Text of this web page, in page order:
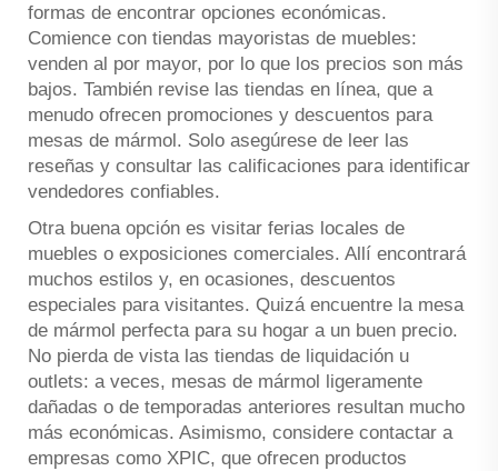
formas de encontrar opciones económicas.
Comience con tiendas mayoristas de muebles:
venden al por mayor, por lo que los precios son más
bajos. También revise las tiendas en línea, que a
menudo ofrecen promociones y descuentos para
mesas de mármol. Solo asegúrese de leer las
reseñas y consultar las calificaciones para identificar
vendedores confiables.
Otra buena opción es visitar ferias locales de
muebles o exposiciones comerciales. Allí encontrará
muchos estilos y, en ocasiones, descuentos
especiales para visitantes. Quizá encuentre la mesa
de mármol perfecta para su hogar a un buen precio.
No pierda de vista las tiendas de liquidación u
outlets: a veces, mesas de mármol ligeramente
dañadas o de temporadas anteriores resultan mucho
más económicas. Asimismo, considere contactar a
empresas como XPIC, que ofrecen productos